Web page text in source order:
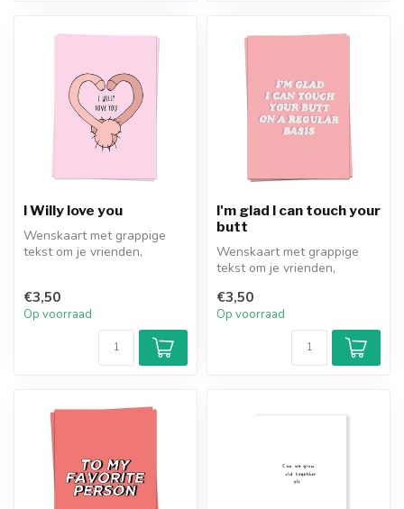
I Willy love you
Wenskaart met grappige
tekst om je vrienden,
€3,50
Op voorraad
I'm glad I can touch your
butt
Wenskaart met grappige
tekst om je vrienden,
verrassen. Inc...
€3,50
Op voorraad